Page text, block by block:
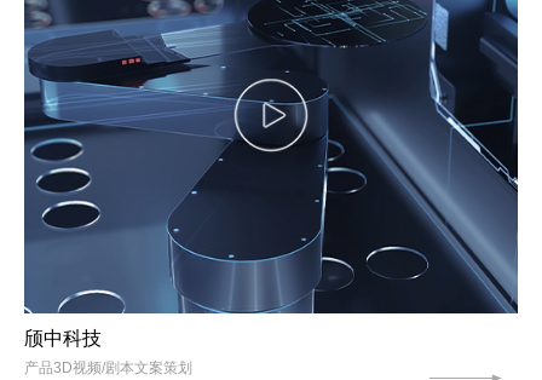
颀中科技
产品3D视频/剧本文案策划